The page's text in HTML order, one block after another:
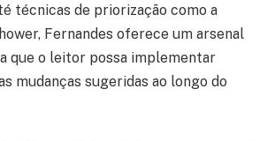
técnicas de priorização como a
Fernandes oferece um arsenal
que o leitor possa implementar
mudanças sugeridas ao longo do